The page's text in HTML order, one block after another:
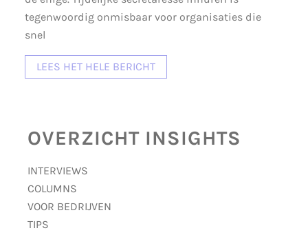
tegenwoordig onmisbaar voor organisaties die
snel
LEES HET HELE BERICHT
OVERZICHT INSIGHTS
INTERVIEWS
COLUMNS
VOOR BEDRIJVEN
TIPS